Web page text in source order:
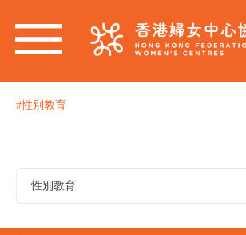
#性別教育